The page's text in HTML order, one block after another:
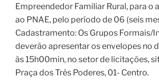
Empreendedor Familiar Rural, para o
ao PNAE, pelo período de 06 (seis
Cadastramento: Os Grupos Formais/
deverão apresentar os envelopes no
às 15h00min, no setor de licitações,
Praça dos Três Poderes, 01- Centro.